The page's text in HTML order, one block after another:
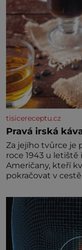
tisicereceptu.cz
Pravá irská
Za jejího tvůrce je
roce 1943 u
Američany, kteří